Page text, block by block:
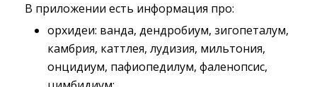
В приложении есть информация про:
орхидеи: ванда, дендробиум, зигопеталум,
камбрия, каттлея, лудизия, мильтония,
онцидиум, пафиопедилум, фаленопсис,